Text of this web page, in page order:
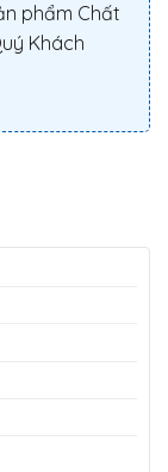
phẩm Chất
Khách